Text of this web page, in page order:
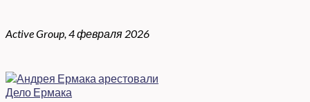
Active Group, 4 февраля 2026
Дело Ермака